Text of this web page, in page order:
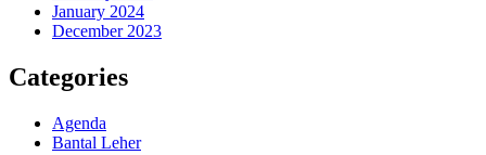
January 2024
December 2023
Categories
Agenda
Bantal Leher